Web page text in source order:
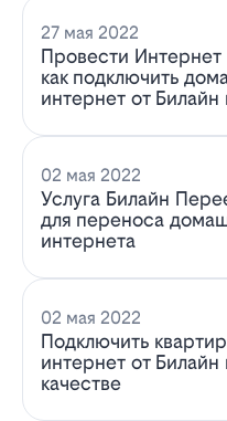
27 мая 2022
Провести Интернет
как подключить
интернет от Билайн
02 мая 2022
Услуга Билайн
для переноса
интернета
02 мая 2022
Подключить
интернет от
качестве